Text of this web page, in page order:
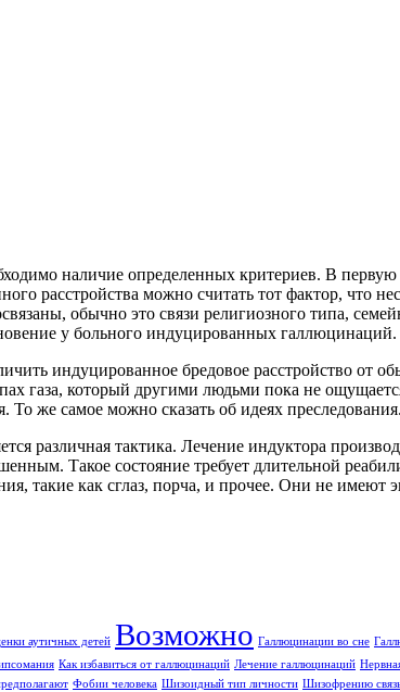
наличие определенных критериев. В
расстройства можно считать тот фактор, что
обычно это связи религиозного типа,
у больного индуцированных галлюцинаций.
индуцированное бредовое расстройство от
газа, который другими людьми пока не
же самое можно сказать об идеях
различная тактика. Лечение индуктора
Такое состояние требует длительной
такие как сглаз, порча, и прочее. Они не имеют
аутичных детей Возможно Галлюцинации во сне
Как избавиться от галлюцинаций Лечение галлюцинаций
Фобии человека Шизоидный тип личности Шизофрению